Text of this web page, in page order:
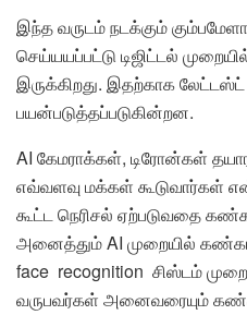
இந்த வருடம் நடக்கும்
செய்யயப்பட்டு டிஜிட்டல்
இருக்கிறது. இதற்காக
பயன்படுத்தப்படுகின்றன.
AI கேமராக்கள், டிரோன்கள்
எவ்வளவு மக்கள் கூடுவார்கள்
கூட்ட நெரிசல் ஏற்படுவதை
அனைத்தும் AI முறையில்
face recognition சிஸ்டம்
வருபவர்கள் அனைவரையும்